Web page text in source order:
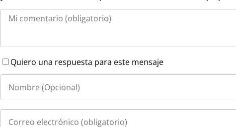
Quiero una respuesta para este mensaje